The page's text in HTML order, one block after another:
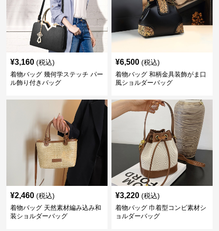
¥3,160 (税込)
着物バッグ 幾何学ステッチ パー
ル飾り付きバッグ
¥6,500 (税込)
着物バッグ 和柄金具装飾がま口
風ショルダーバッグ
¥2,460 (税込)
着物バッグ 天然素材編み込み和
装ショルダーバッグ
¥3,220 (税込)
着物バッグ 巾着型コンビ素材シ
ョルダーバッグ